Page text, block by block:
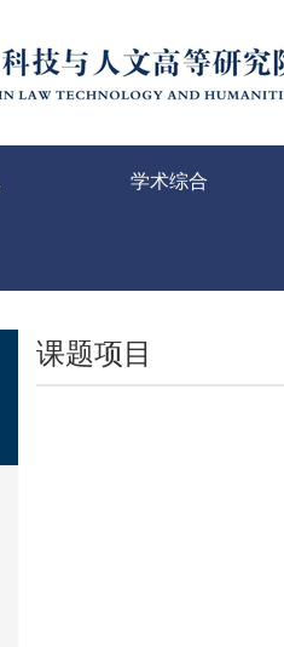
学术综合
课题项目